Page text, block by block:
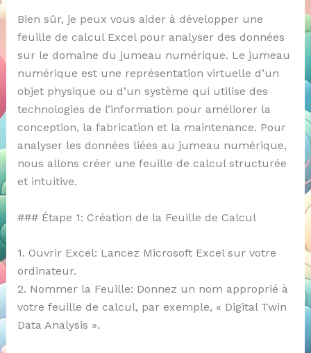
Bien sûr, je peux vous aider à développer une
feuille de calcul Excel pour analyser des données
sur le domaine du jumeau numérique. Le jumeau
numérique est une représentation virtuelle d’un
objet physique ou d’un système qui utilise des
technologies de l’information pour améliorer la
conception, la fabrication et la maintenance. Pour
analyser les données liées au jumeau numérique,
nous allons créer une feuille de calcul structurée
et intuitive.
### Étape 1: Création de la Feuille de Calcul
1. Ouvrir Excel: Lancez Microsoft Excel sur votre
ordinateur.
2. Nommer la Feuille: Donnez un nom approprié à
votre feuille de calcul, par exemple, « Digital Twin
Data Analysis ».